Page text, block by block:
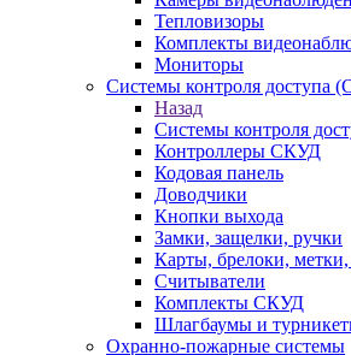
Тепловизоры
Комплекты
Мониторы
Системы контроля доступа
Назад
Системы контроля
Контроллеры СКУД
Кодовая панель
Доводчики
Кнопки выхода
Замки, защелки, ручки
Карты, брелоки,
Считыватели
Комплекты СКУД
Шлагбаумы и
Охранно-пожарные системы